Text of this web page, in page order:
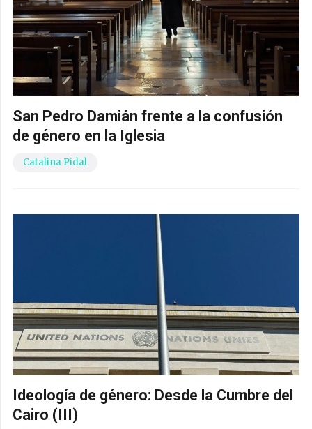
San Pedro Damián frente a la confusión
de género en la Iglesia
Catalina Pidal
Ideología de género: Desde la Cumbre del
Cairo (III)